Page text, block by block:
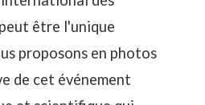
être l'unique
proposons en photos
de cet événement